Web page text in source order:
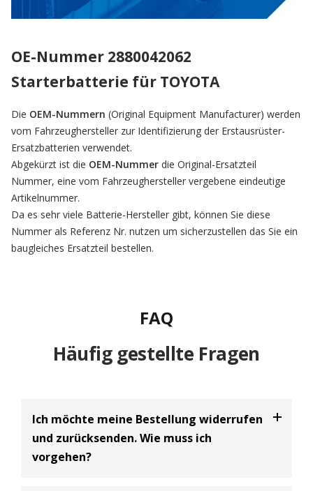
OE-Nummer 2880042062
Starterbatterie für TOYOTA
Die OEM-Nummern (Original Equipment Manufacturer) werden
vom Fahrzeughersteller zur Identifizierung der Erstausrüster-
Ersatzbatterien verwendet.
Abgekürzt ist die OEM-Nummer die Original-Ersatzteil
Nummer, eine vom Fahrzeughersteller vergebene eindeutige
Artikelnummer.
Da es sehr viele Batterie-Hersteller gibt, können Sie diese
Nummer als Referenz Nr. nutzen um sicherzustellen das Sie ein
baugleiches Ersatzteil bestellen.
FAQ
Häufig gestellte Fragen
Ich möchte meine Bestellung widerrufen
und zurücksenden. Wie muss ich
vorgehen?